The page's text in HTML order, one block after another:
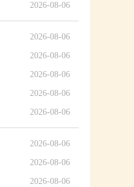
2026-08-06
2026-08-06
2026-08-06
2026-08-06
2026-08-06
2026-08-06
2026-08-06
2026-08-06
2026-08-06